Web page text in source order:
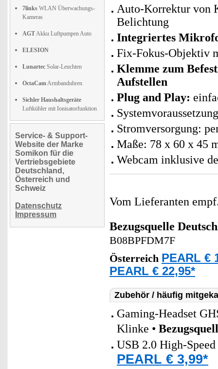
7links WLAN Überwachungs-
Kameras
AGTAkku Luftpumpen Auto
ELESION
Lunartec Solar-Leuchten
OctaCamArmbanduhren
Sichler Haushaltsgeräte
Luftkühler mit Ionisatorfunktion
Service- & Support-
Website der Marke
Somikon für die
Vertriebsgebiete
Deutschland,
Österreich und
Schweiz
Datenschutz
Impressum
Auto-Korrektur von
Belichtung
Integriertes
Fix-Fokus-Objektiv
Klemme zum
Aufstellen
Plug and Play:
Stromversorgung:
Maße: 78 x 60 x 45
Webcam inklusive
Vom Lieferanten
Bezugsquelle
B08BPFDM7F
Österreich PEARL €
PEARL € 22,95*
Zubehör / häufig
Gaming-Headset
Klinke •
USB 2.0 High-
PEARL € 3,99*